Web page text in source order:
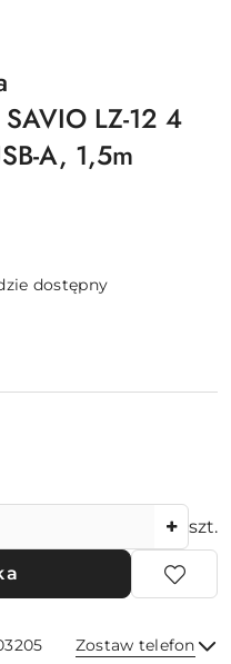
LZ-12 4
A, 1,5m
dostępny
szt.
Zostaw telefon